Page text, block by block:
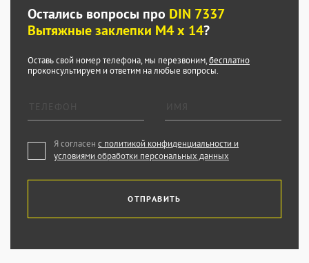
Остались вопросы про DIN 7337
Вытяжные заклепки М4 х 14?
Оставь свой номер телефона, мы перезвоним,бесплатно
проконсультируем и ответим на любые вопросы.
Я согласен с политикой конфиденциальности и
условиями обработки персональных данных
ОТПРАВИТЬ